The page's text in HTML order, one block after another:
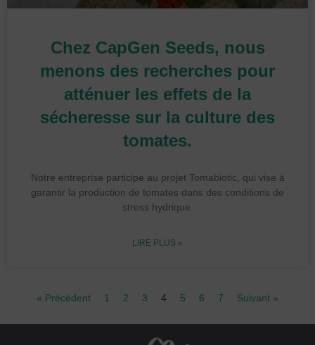
Chez CapGen Seeds, nous
menons des recherches pour
atténuer les effets de la
sécheresse sur la culture des
tomates.
Notre entreprise participe au projet Tomabiotic, qui vise à
garantir la production de tomates dans des conditions de
stress hydrique.
LIRE PLUS »
« Précédent 1 2 3 4 5 6 7 Suivant »